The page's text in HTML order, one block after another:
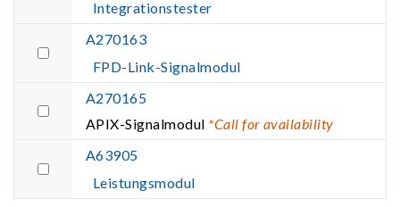
Integrationstester
A270163
FPD-Link-Signalmodul
A270165
APIX-Signalmodul *Call for availability
A63905
Leistungsmodul